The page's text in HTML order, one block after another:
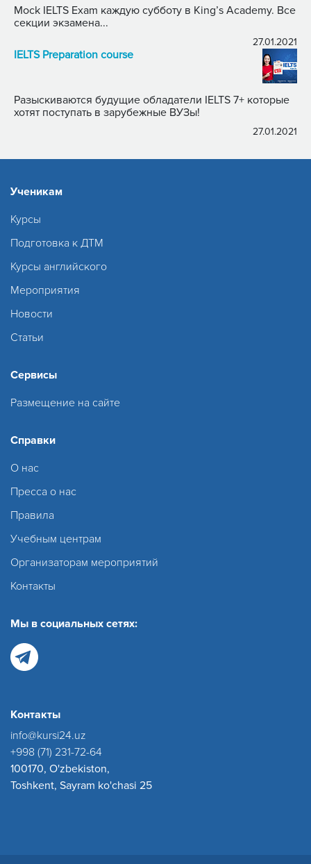
Mock IELTS Exam каждую субботу в King’s Academy. Все
секции экзамена...
27.01.2021
IELTS Preparation course
Разыскиваются будущие обладатели IELTS 7+ которые
хотят поступать в зарубежные ВУЗы!
27.01.2021
Ученикам
Курсы
Подготовка к ДТМ
Курсы английского
Мероприятия
Новости
Статьи
Сервисы
Размещение на сайте
Справки
О нас
Пресса о нас
Правила
Учебным центрам
Организаторам мероприятий
Контакты
Мы в социальных сетях:
Контакты
info@kursi24.uz
+998 (71) 231-72-64
100170, O'zbekiston,
Toshkent, Sayram ko'chasi 25